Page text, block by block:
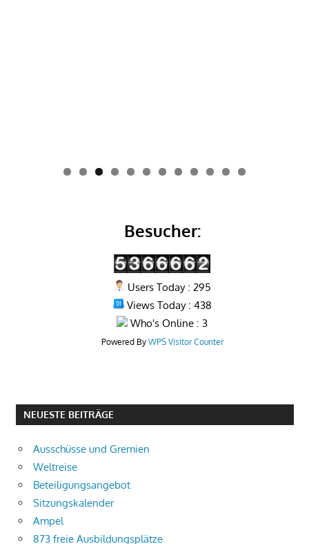
0 1 2
Besucher:
Users Today : 295
Views Today : 438
Who's Online : 3
Powered By WPS Visitor Counter
NEUESTE BEITRÄGE
Ausschüsse und Gremien
Weltreise
Beteiligungsangebot
Sitzungskalender
Ampel
873 freie Ausbildungsplätze